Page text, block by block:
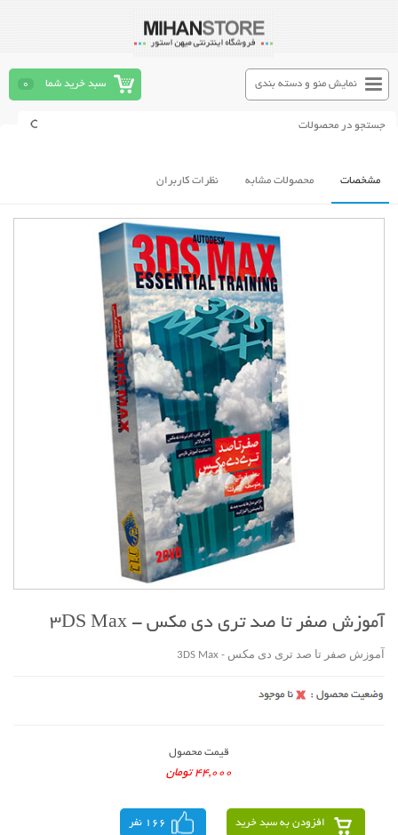
سبد خرید شما 0 نمایش منو و دسته بندی
مشخصات محصولات مشابه نظرات کاربران
آموزش صفر تا صد تری دی مکس - 3DS Max
آموزش صفر تا صد تری دی مکس - 3DS Max
قیمت محصول
44,000 تومان
افزودن به سبد خرید 166 نفر